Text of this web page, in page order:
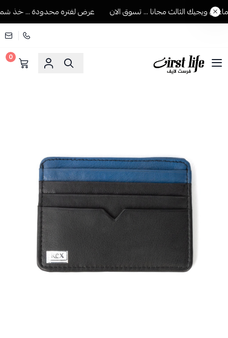
ويجيك الثالث مجانا ... تسوق الان عرض لفتره محدودة ... خذ
فرست لايف للمستلزمات الرجالية
0